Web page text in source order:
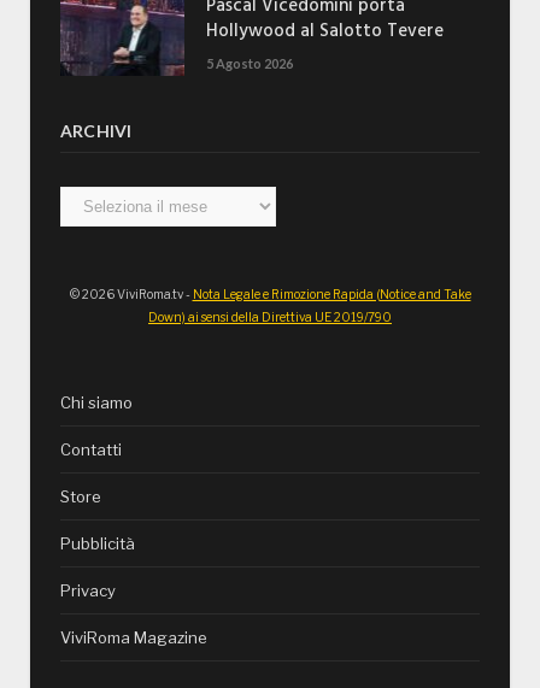
Pascal Vicedomini porta
Hollywood al Salotto Tevere
5 Agosto 2026
ARCHIVI
Archivi
© 2026 ViviRoma.tv - Nota Legale e Rimozione Rapida (Notice and Take
Down) ai sensi della Direttiva UE 2019/790
Chi siamo
Contatti
Store
Pubblicità
Privacy
ViviRoma Magazine